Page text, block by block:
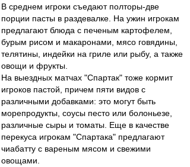
В среднем игроки съедают полторы-две
порции пасты в раздевалке. На ужин игрокам
предлагают блюда с печеным картофелем,
бурым рисом и макаронами, мясо говядины,
телятины, индейки на гриле или рыбу, а также
овощи и фрукты.
На выездных матчах "Спартак" тоже кормит
игроков пастой, причем пяти видов с
различными добавками: это могут быть
морепродукты, соусы песто или болоньезе,
различные сыры и томаты. Еще в качестве
перекуса игрокам "Спартака" предлагают
чиабатту с вареным мясом и свежими
овощами.